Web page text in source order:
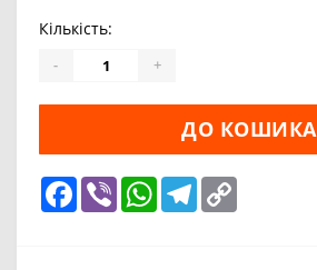
Кількість:
- +
ДО КОШИКА
Facebook
Viber WhatsApp
Telegram